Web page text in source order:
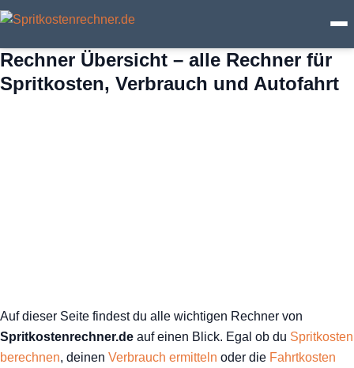
Spritkosten
Ratgeber
Rechner
Rechner Übersicht – alle Rechner für
Spritkosten, Verbrauch und Autofahrt
Auf dieser Seite findest du alle wichtigen Rechner von
Spritkostenrechner.de auf einen Blick. Egal ob du Spritkosten
berechnen, deinen Verbrauch ermitteln oder die Fahrtkosten